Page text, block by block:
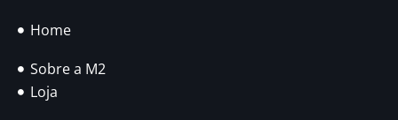
Home
Sobre a M2
Loja